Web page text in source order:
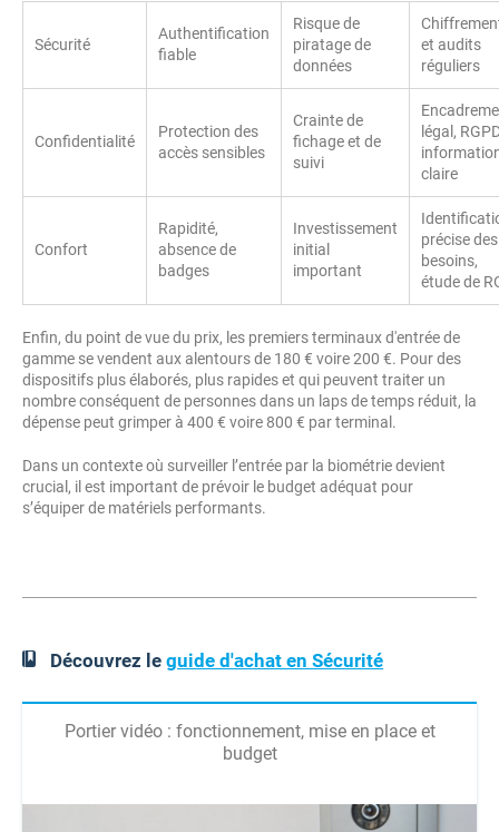
Sécurité
Authentification
fiable
Risque de
piratage de
données
et audits
réguliers
Confidentialité
Protection des
accès sensibles
Crainte de
fichage et de
suivi
légal,
claire
Confort
Rapidité,
absence de
badges
Investissement
initial
important
précise des
besoins,
étude de
Enfin, du point de vue du prix, les premiers terminaux d'entrée de
gamme se vendent aux alentours de 180 € voire 200 €. Pour des
dispositifs plus élaborés, plus rapides et qui peuvent traiter un
nombre conséquent de personnes dans un laps de temps réduit, la
dépense peut grimper à 400 € voire 800 € par terminal.
Dans un contexte où surveiller l’entrée par la biométrie devient
crucial, il est important de prévoir le budget adéquat pour
s’équiper de matériels performants.
Découvrez leguide d'achat en Sécurité
Portier vidéo : fonctionnement, mise en place et
budget